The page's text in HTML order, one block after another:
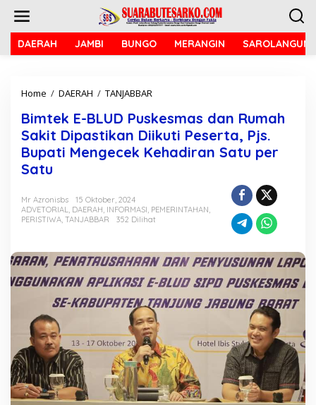
DAERAH JAMBI BUNGO MERANGIN SAROLANGUN
Home / DAERAH / TANJABBAR
m
t
e
k
L
U
u
s
k
e
s
m
a
s
d
a
n
R
Bimtek E-BLUD Puskesmas dan Rumah
Sakit Dipastikan Diikuti Peserta, Pjs.
Bupati Mengecek Kehadiran Satu per
Satu
Mr Azronisbs
15 Oktober, 2024
ADVETORIAL, DAERAH, INFORMASI, PEMERINTAHAN,
PERISTIWA, TANJABBAR 352 Dilihat